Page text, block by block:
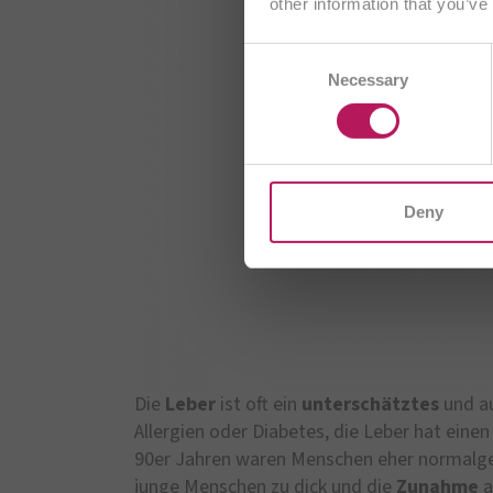
Necessary
Deny
Die Leber ist oft ein unterschätztes und
Allergien oder Diabetes, die Leber hat
90er Jahren waren Menschen eher
junge Menschen zu dick und die Zunahme